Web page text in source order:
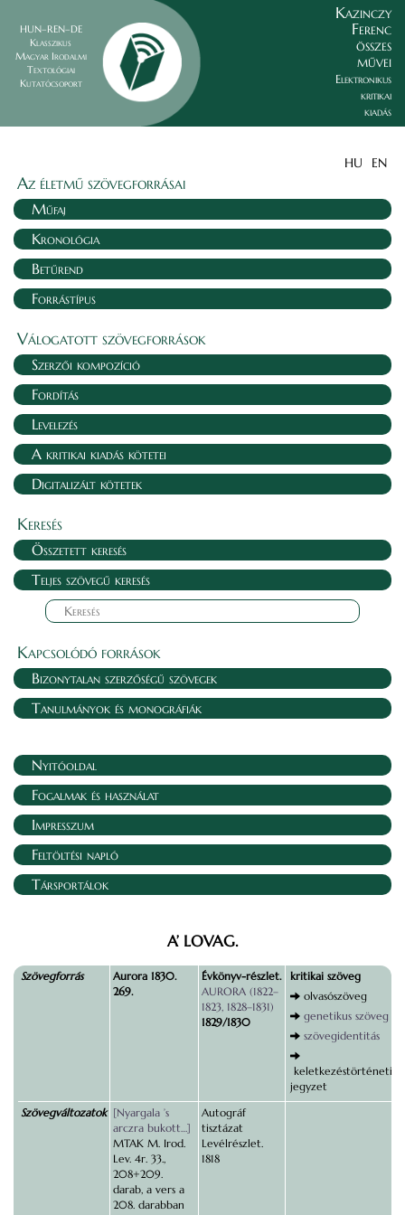
HUN–REN–DE
Klasszikus
Magyar Irodalmi
Textológiai
Kutatócsoport
Kazinczy
Ferenc
összes
művei
Elektronikus
kritikai
kiadás
HU EN
Az életmű szövegforrásai
Műfaj
Kronológia
Betűrend
Forrástípus
Válogatott szövegforrások
Szerzői kompozíció
Fordítás
Levelezés
A kritikai kiadás kötetei
Digitalizált kötetek
Keresés
Összetett keresés
Teljes szövegű keresés
Kapcsolódó források
Bizonytalan szerzőségű szövegek
Tanulmányok és monográfiák
Nyitóoldal
Fogalmak és használat
Impresszum
Feltöltési napló
Társportálok
A’ LOVAG.
Szövegforrás
Aurora 1830.
269.
Évkönyv-részlet.
AURORA (1822–
1823, 1828–1831)
1829/1830
kritikai szöveg
olvasószöveg
genetikus szöveg
szövegidentitás
keletkezéstörténeti
jegyzet
Szövegváltozatok [Nyargala ’s
arczra bukott…]
MTAK M. Irod.
Lev. 4r. 33.,
208+209.
darab, a vers a
208. darabban
Autográf
tisztázat
Levélrészlet.
1818